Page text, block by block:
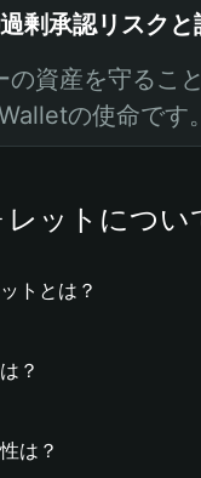
剰承認リスクと
の資産を守るこ
の使命です。
ットについ
トとは？
？
は？